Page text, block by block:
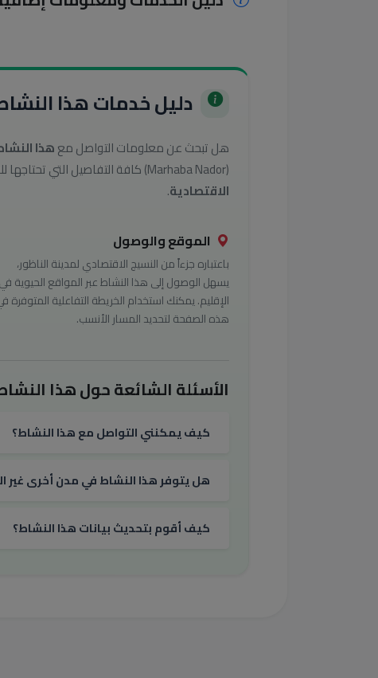
دليل خدمات هذا
هل تبحث عن معلومات التواصل معهذا
(Marhaba Nador) كافة التفاصيل التي تحتاجها للوصول إلى أفضل الخدمات في تصنيف
الاقتصادية.
الموقع والوصول
باعتباره جزءاً من النسيج الاقتصادي لمدينة الناظور،
يسهل الوصول إلى هذا النشاط عبر المواقع الحيوية في
الإقليم. يمكنك استخدام الخريطة التفاعلية المتوفرة
هذه الصفحة لتحديد المسار الأنسب.
الأسئلة الشائعة حول هذا
كيف يمكنني التواصل مع هذا النشاط؟
هل يتوفر هذا النشاط في مدن أخرى غير
كيف أقوم بتحديث بيانات هذا النشاط؟